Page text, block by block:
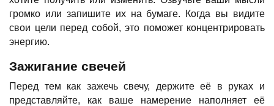
громко или запишите их на бумаге. Когда вы видите
свои цели перед собой, это поможет концентрировать
энергию.
Зажигание свечей
Перед тем как зажечь свечу, держите её в руках и
представляйте, как ваше намерение наполняет её